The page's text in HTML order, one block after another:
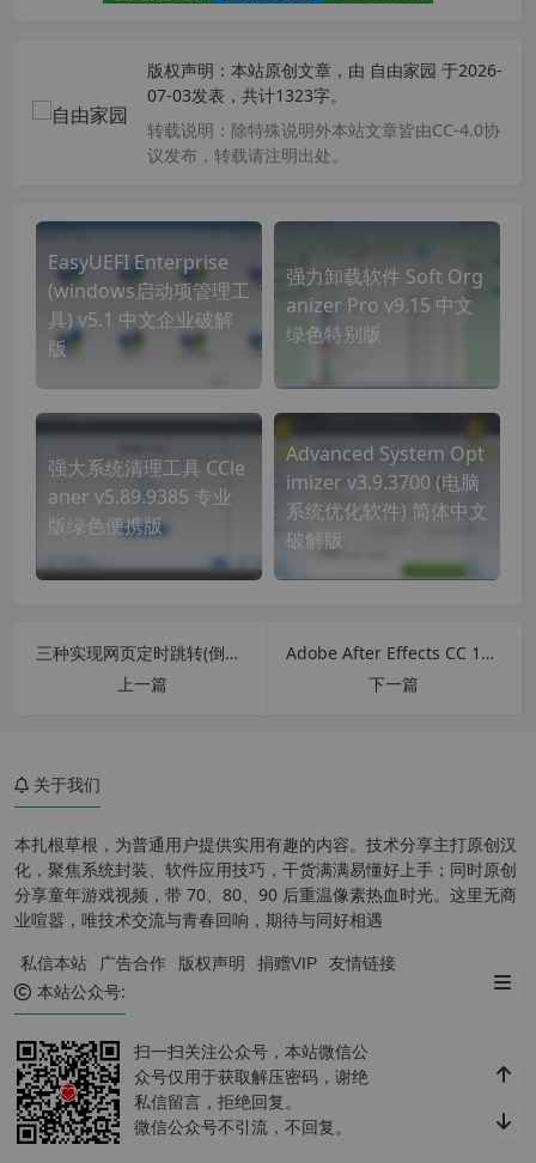
版权声明： 本站原创文章，由 自由家园 于2026-
07-03发表，共计1323字。
转载说明： 除特殊说明外本站文章皆由CC-4.0协
议发布，转载请注明出处。
EasyUEFI Enterprise
(windows启动项管理工
具) v5.1 中文企业破解
版
强力卸载软件 Soft Org
anizer Pro v9.15 中文
绿色特别版
强大系统清理工具 CCle
aner v5.89.9385 专业
版绿色便携版
Advanced System Opt
imizer v3.9.3700 (电脑
系统优化软件) 简体中文
破解版
三种实现网页定时跳转(倒计时跳转)代码
上一篇
Adobe After Effects CC 12.0.0.404 简体中文绿色版仅支持win7以上系统
下一篇
WinUtilities Professional 软件
特色
下载地址：
关于我们
本扎根草根，为普通用户提供实用有趣的内容。技术分享主打原创汉
化，聚焦系统封装、软件应用技巧，干货满满易懂好上手；同时原创
分享童年游戏视频，带 70、80、90 后重温像素热血时光。这里无商
业喧嚣，唯技术交流与青春回响，期待与同好相遇
私信本站 广告合作 版权声明 捐赠VIP 友情链接
本站公众号:
扫一扫关注公众号，本站微信公
众号仅用于获取解压密码，谢绝
私信留言，拒绝回复。
微信公众号不引流，不回复。